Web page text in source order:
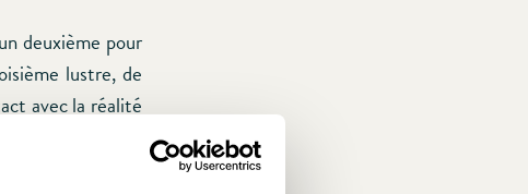
deuxième pour
lustre, de
avec la réalité